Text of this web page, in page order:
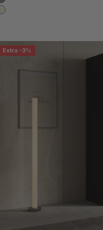
Grau
Beige
Extra -3%